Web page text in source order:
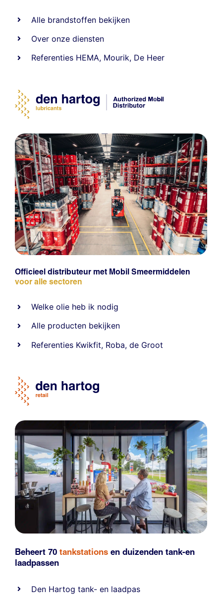
Alle brandstoffen bekijken
Over onze diensten
Referenties HEMA, Mourik, De Heer
Officieel distributeur met Mobil Smeermiddelen
voor alle sectoren
Welke olie heb ik nodig
Alle producten bekijken
Referenties Kwikfit, Roba,de Groot
Beheert 70 tankstations en duizenden tank-en
laadpassen
Den Hartog tank- en laadpas